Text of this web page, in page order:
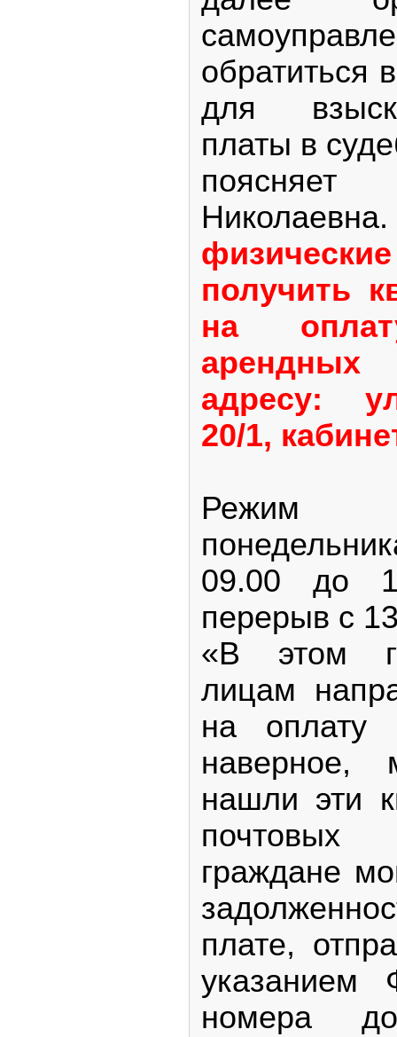
обратиться
для
платы в
получить
на
адресу:
20/1,
Режим
09.00 до
перерыв с
«В этом
лицам
на оплату
наверное,
нашли эти
почтовых
граждане
плате,
указанием
номера